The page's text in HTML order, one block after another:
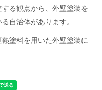
る観点から、外壁塗装を
自治体があります。
塗料を用いた外壁塗装に